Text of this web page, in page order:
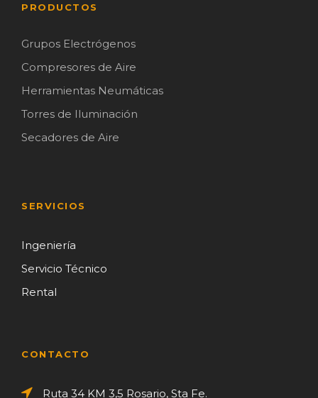
PRODUCTOS
Grupos Electrógenos
Compresores de Aire
Herramientas Neumáticas
Torres de Iluminación
Secadores de Aire
SERVICIOS
Ingeniería
Servicio Técnico
Rental
CONTACTO
Ruta 34 KM 3,5 Rosario, Sta Fe.